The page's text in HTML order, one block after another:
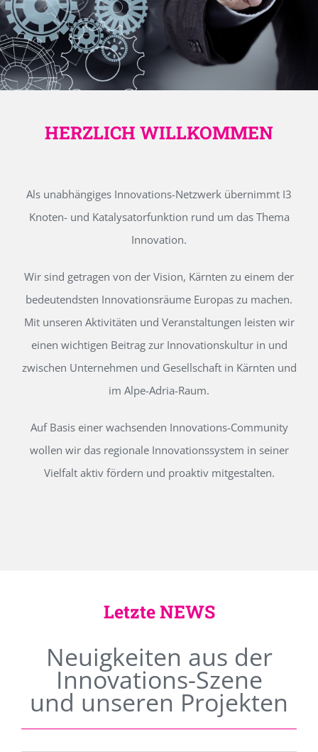
HERZLICH WILLKOMMEN
Als unabhängiges Innovations-Netzwerk übernimmt I3
Knoten- und Katalysatorfunktion rund um das Thema
Innovation.
Wir sind getragen von der Vision, Kärnten zu einem der
bedeutendsten Innovationsräume Europas zu machen.
Mit unseren Aktivitäten und Veranstaltungen leisten wir
einen wichtigen Beitrag zur Innovationskultur in und
zwischen Unternehmen und Gesellschaft in Kärnten und
im Alpe-Adria-Raum.
Auf Basis einer wachsenden Innovations-Community
wollen wir das regionale Innovationssystem in seiner
Vielfalt aktiv fördern und proaktiv mitgestalten.
Letzte NEWS
Neuigkeiten aus der
Innovations-Szene
und unseren Projekten